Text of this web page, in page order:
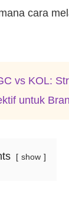
cara
vs KOL:
untuk
show